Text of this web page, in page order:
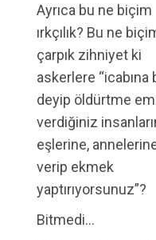
Ayrıca bu ne biçim
ırkçılık? Bu ne
çarpık zihniyet ki
askerlere “icabına
deyip öldürtme
verdiğiniz
eşlerine,
verip ekmek
yaptırıyorsunuz”?
Bitmedi…